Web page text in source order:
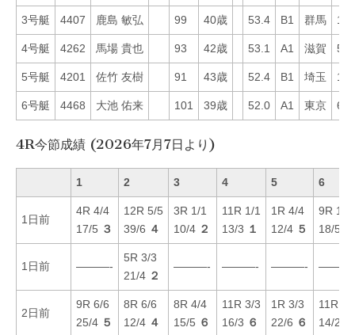
3号艇 4407 鹿島 敏弘 99 40歳 53.4 B1 群馬 17
4号艇 4262 馬場 貴也 93 42歳 53.1 A1 滋賀 58
5号艇 4201 佐竹 友樹 91 43歳 52.4 B1 埼玉 18
6号艇 4468 大池 佑来 101 39歳 52.0 A1 東京 63
4R今節成績 (2026年7月7日より)
1 2 3 4 5 6
1日前
4R 4/4
17/5 ３
12R 5/5
39/6 ４
3R 1/1
10/4 ２
11R 1/1
13/3 １
1R 4/4
12/4 ５
9R 1/1
18/5
1日前 ———-
5R 3/3
21/4 ２
———- ———- ———- ———-
2日前
9R 6/6
25/4 ５
8R 6/6
12/4 ４
8R 4/4
15/5 ６
11R 3/3
16/3 ６
1R 3/3
22/6 ６
11R 2/
14/2